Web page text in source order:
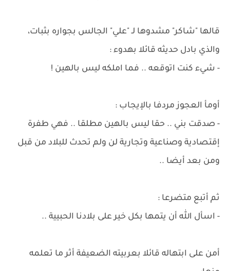
قالها "شاكر" مشدوها لـ "علي" الجالس بجواره بثبات،
والذي بادل حديثه قائلا بهدوء :
- شيء كنت اتوقعه .. فما املكه ليس بالهين !
أومأ العجوز مردفا بالإيجاب :
- صدقت بني .. حقا ليس بالهين مطلقا .. فهي طفرة
إقتصادية وصناعية وتجارية لن ولم تحدث للبلاد من قبل
ومن بعد أيضا ..
ثم أتبع متضرعا :
- اسأل الله أن يتمها بكل خير على بلادنا الحبيية ..
أمن على ابتهاله قائلا بعربيته الضعيفة أثر ما تعلمه